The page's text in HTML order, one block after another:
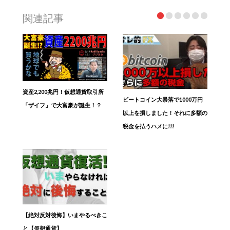
関連記事
資産2,200兆円！仮想通貨取引所
「ザイフ」で大富豪が誕生！？
ビートコイン大暴落で1000万円
以上を損しました！それに多額の
税金を払うハメに!!!
【絶対反対後悔】いまやるべきこ
と【仮想通貨】